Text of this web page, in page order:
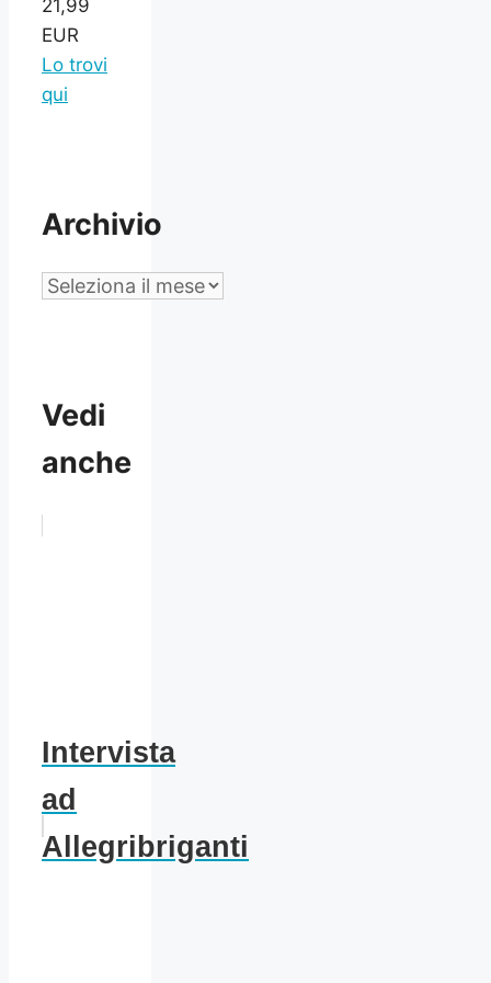
21,99
EUR
Lo trovi
qui
Archivio
Archivio
Vedi
anche
Intervista
ad
Allegribriganti